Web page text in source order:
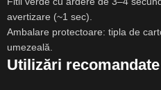
avertizare (~1 sec).
Ambalare protectoare: tipla de
umezeală.
Utilizări recomandate